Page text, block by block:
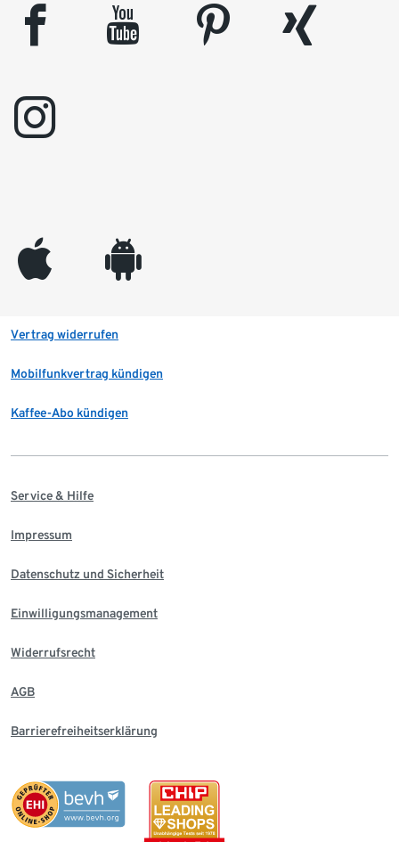
facebook youtube pinterest
xing
instagram
appleinc android
Vertrag widerrufen
Mobilfunkvertrag kündigen
Kaffee-Abo kündigen
Service & Hilfe
Impressum
Datenschutz und Sicherheit
Einwilligungsmanagement
Widerrufsrecht
AGB
Barrierefreiheitserklärung